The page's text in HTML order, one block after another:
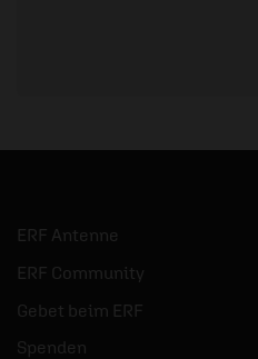
ERF Antenne
ERF Community
Gebet beim ERF
Spenden